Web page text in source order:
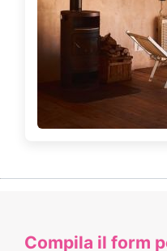
dopo il Bagno Turco, si
tiepida, o quella con i
Area relax con tisaneria
Il giorno di chiusura del
Compila il form